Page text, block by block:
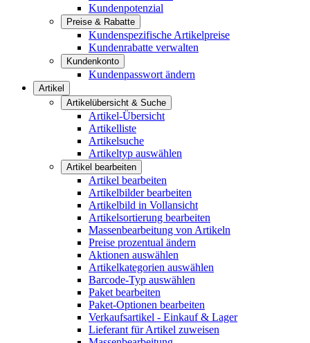
Kundenpotenzial
Preise & Rabatte
Kundenspezifische Artikelpreise
Kundenrabatte verwalten
Kundenkonto
Kundenpasswort ändern
Artikel
Artikelübersicht & Suche
Artikel-Übersicht
Artikelliste
Artikelsuche
Artikeltyp auswählen
Artikel bearbeiten
Artikel bearbeiten
Artikelbilder bearbeiten
Artikelbild in Vollansicht
Artikelsortierung bearbeiten
Massenbearbeitung von Artikeln
Preise prozentual ändern
Aktionen auswählen
Artikelkategorien auswählen
Barcode-Typ auswählen
Paket bearbeiten
Paket-Optionen bearbeiten
Verkaufsartikel - Einkauf & Lager
Lieferant für Artikel zuweisen